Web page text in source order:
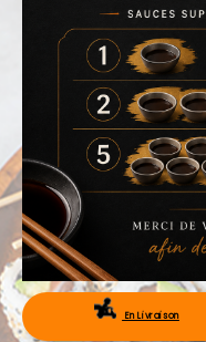
LA CARTE
VOTRE COMPTE
NOTRE RESTAURANT
VOS AVIS
MENTIONS LÉGALES
C.G.V
RÉSERVATIONEn Livraison